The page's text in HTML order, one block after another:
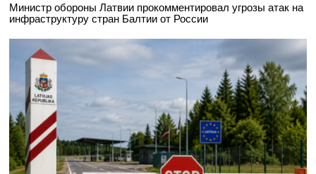
Министр обороны Латвии прокомментировал угрозы атак на
инфраструктуру стран Балтии от России